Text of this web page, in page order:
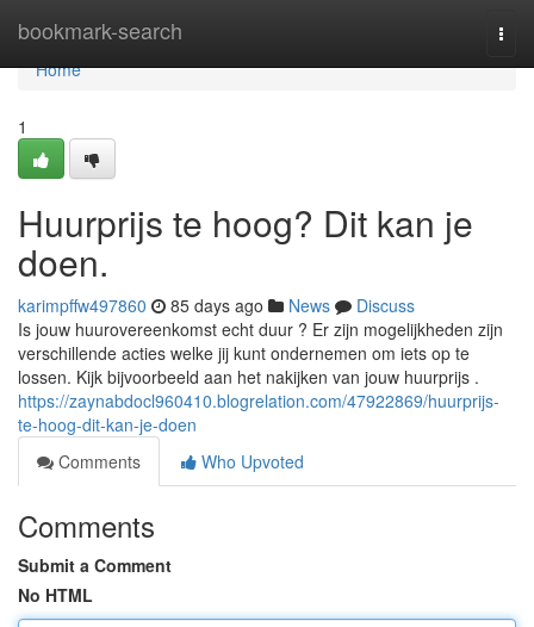
bookmark-search
Home
Home
1
Huurprijs te hoog? Dit kan je
doen.
karimpffw497860 85 days ago News
Discuss
Is jouw huurovereenkomst echt duur ? Er zijn mogelijkheden zijn
verschillende acties welke jij kunt ondernemen om iets op te
lossen. Kijk bijvoorbeeld aan het nakijken van jouw huurprijs .
https://zaynabdocl960410.blogrelation.com/47922869/huurprijs-
te-hoog-dit-kan-je-doen
Comments
Who Upvoted
Comments
Submit a Comment
No HTML